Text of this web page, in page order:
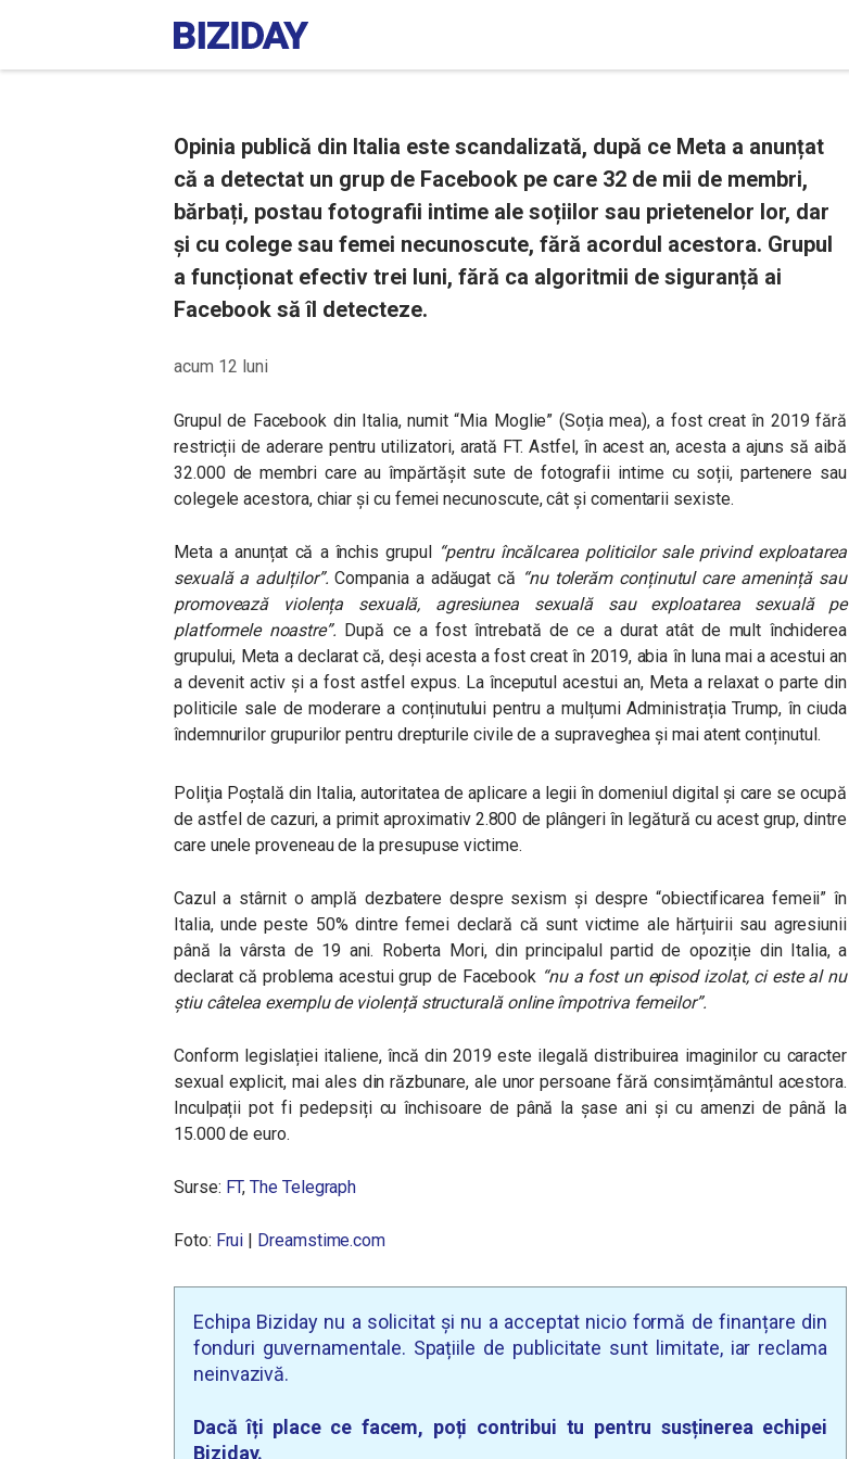
Opinia publică din Italia este scandalizată, după ce Meta a anunțat
că a detectat un grup de Facebook pe care 32 de mii de membri,
bărbați, postau fotografii intime ale soțiilor sau prietenelor lor, dar
și cu colege sau femei necunoscute, fără acordul acestora. Grupul
a funcționat efectiv trei luni, fără ca algoritmii de siguranță ai
Facebook să îl detecteze.
acum 12 luni
Grupul de Facebook din Italia, numit “Mia Moglie” (Soția mea), a fost creat în 2019 fără
restricții de aderare pentru utilizatori, arată FT. Astfel, în acest an, acesta a ajuns să aibă
32.000 de membri care au împărtășit sute de fotografii intime cu soții, partenere sau
colegele acestora, chiar și cu femei necunoscute, cât și comentarii sexiste.
Meta a anunțat că a închis grupul “pentru încălcarea politicilor sale privind exploatarea
sexuală a adulților”. Compania a adăugat că “nu tolerăm conținutul care amenință sau
promovează violența sexuală, agresiunea sexuală sau exploatarea sexuală pe
platformele noastre”. După ce a fost întrebată de ce a durat atât de mult închiderea
grupului, Meta a declarat că, deși acesta a fost creat în 2019, abia în luna mai a acestui an
a devenit activ și a fost astfel expus. La începutul acestui an, Meta a relaxat o parte din
politicile sale de moderare a conținutului pentru a mulțumi Administrația Trump, în ciuda
îndemnurilor grupurilor pentru drepturile civile de a supraveghea și mai atent conținutul.
Poliţia Poştală din Italia, autoritatea de aplicare a legii în domeniul digital și care se ocupă
de astfel de cazuri, a primit aproximativ 2.800 de plângeri în legătură cu acest grup, dintre
care unele proveneau de la presupuse victime.
Cazul a stârnit o amplă dezbatere despre sexism și despre “obiectificarea femeii” în
Italia, unde peste 50% dintre femei declară că sunt victime ale hărțuirii sau agresiunii
până la vârsta de 19 ani. Roberta Mori, din principalul partid de opoziție din Italia, a
declarat că problema acestui grup de Facebook “nu a fost un episod izolat, ci este al nu
știu câtelea exemplu de violență structurală online împotriva femeilor”.
Conform legislației italiene, încă din 2019 este ilegală distribuirea imaginilor cu caracter
sexual explicit, mai ales din răzbunare, ale unor persoane fără consimțământul acestora.
Inculpații pot fi pedepsiți cu închisoare de până la șase ani și cu amenzi de până la
15.000 de euro.
Surse: FT,The Telegraph
Foto: Frui | Dreamstime.com
Echipa Biziday nu a solicitat și nu a acceptat nicio formă de finanțare din
fonduri guvernamentale. Spațiile de publicitate sunt limitate, iar reclama
neinvazivă.
Dacă îți place ce facem, poți contribui tu pentru susținerea echipei
Biziday.